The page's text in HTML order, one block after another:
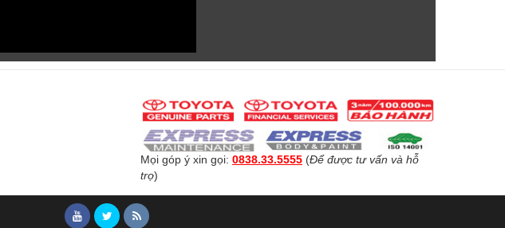
Mọi góp ý xin gọi: 0838.33.5555 (Để được tư vấn và hỗ
trợ)